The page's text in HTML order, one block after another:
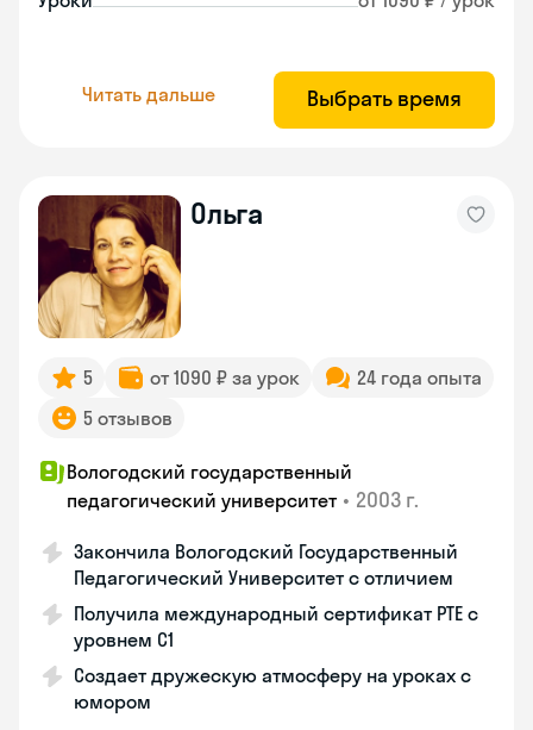
Читать дальше Выбрать время
Ольга
5 от 1090 ₽ за урок
24 года опыта
5 отзывов
Вологодский государственный
педагогический университет • 2003 г.
Закончила Вологодский Государственный
Педагогический Университет с отличием
Получила международный сертификат PTE с
уровнем C1
Создает дружескую атмосферу на уроках с
юмором